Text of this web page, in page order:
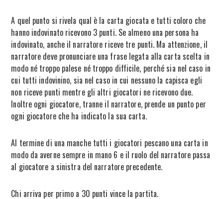
A quel punto si rivela qual è la carta giocata e tutti coloro che
hanno indovinato ricevono 3 punti. Se almeno una persona ha
indovinato, anche il narratore riceve tre punti. Ma attenzione, il
narratore deve pronunciare una frase legata alla carta scelta in
modo né troppo palese né troppo difficile, perché sia nel caso in
cui tutti indovinino, sia nel caso in cui nessuno la capisca egli
non riceve punti mentre gli altri giocatori ne ricevono due.
Inoltre ogni giocatore, tranne il narratore, prende un punto per
ogni giocatore che ha indicato la sua carta.
Al termine di una manche tutti i giocatori pescano una carta in
modo da averne sempre in mano 6 e il ruolo del narratore passa
al giocatore a sinistra del narratore precedente.
Chi arriva per primo a 30 punti vince la partita.